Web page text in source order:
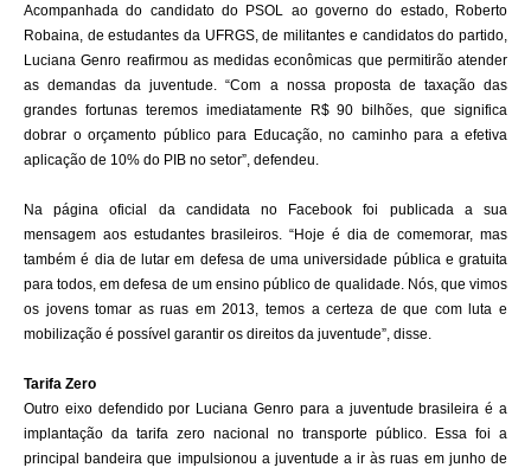
Acompanhada do candidato do PSOL ao governo do estado, Roberto
Robaina, de estudantes da UFRGS, de militantes e candidatos do partido,
Luciana Genro reafirmou as medidas econômicas que permitirão atender
as demandas da juventude. “Com a nossa proposta de taxação das
grandes fortunas teremos imediatamente R$ 90 bilhões, que significa
dobrar o orçamento público para Educação, no caminho para a efetiva
aplicação de 10% do PIB no setor”, defendeu.
Na página oficial da candidata no Facebook foi publicada a sua
mensagem aos estudantes brasileiros. “Hoje é dia de comemorar, mas
também é dia de lutar em defesa de uma universidade pública e gratuita
para todos, em defesa de um ensino público de qualidade. Nós, que vimos
os jovens tomar as ruas em 2013, temos a certeza de que com luta e
mobilização é possível garantir os direitos da juventude”, disse.
Tarifa Zero
Outro eixo defendido por Luciana Genro para a juventude brasileira é a
implantação da tarifa zero nacional no transporte público. Essa foi a
principal bandeira que impulsionou a juventude a ir às ruas em junho de